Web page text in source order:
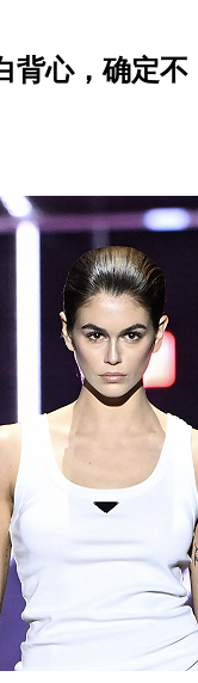
背心，确定不